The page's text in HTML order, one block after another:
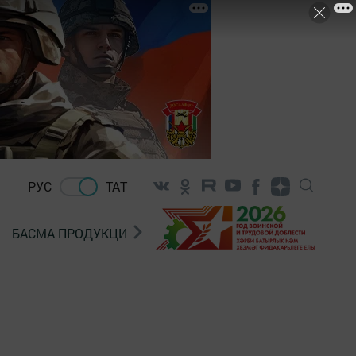
РУС ТАТ
БАСМА ПРОДУКЦИЯ САТУ «ГӨЛСТАН»